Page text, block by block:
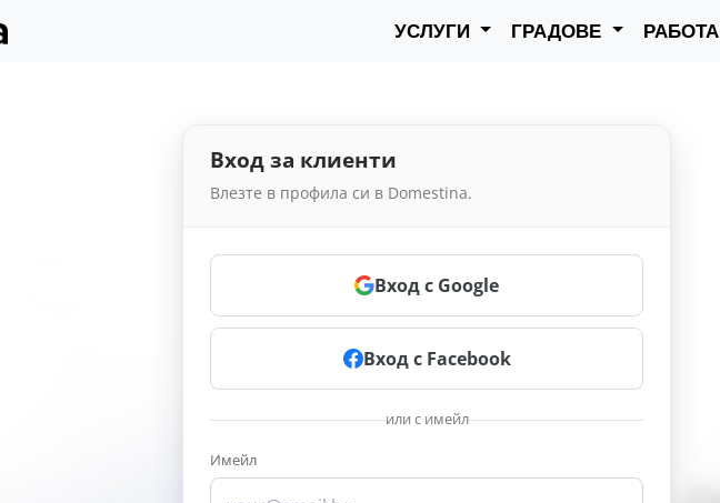
УСЛУГИ ГРАДОВЕ РАБОТА
Вход за клиенти
Влезте в профила си в Domestina.
Вход с Google
Вход с Facebook
или с имейл
Имейл